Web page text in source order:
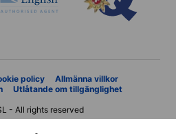
policy
Allmänna villkor
Utlåtande om tillgänglighet
- All rights reserved